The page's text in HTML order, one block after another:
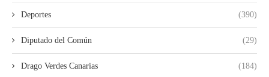
Deportes (390)
Diputado del Común (29)
Drago Verdes Canarias (184)